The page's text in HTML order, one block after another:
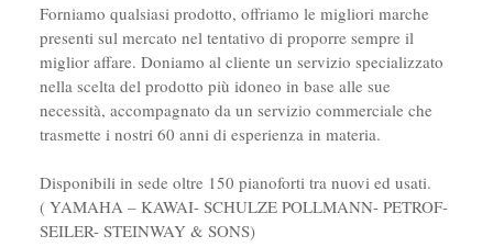
Forniamo qualsiasi prodotto, offriamo le migliori marche
presenti sul mercato nel tentativo di proporre sempre il
miglior affare. Doniamo al cliente un servizio specializzato
nella scelta del prodotto più idoneo in base alle sue
necessità, accompagnato da un servizio commerciale che
trasmette i nostri 60 anni di esperienza in materia.
Disponibili in sede oltre 150 pianoforti tra nuovi ed usati.
( YAMAHA – KAWAI- SCHULZE POLLMANN- PETROF-
SEILER- STEINWAY & SONS)